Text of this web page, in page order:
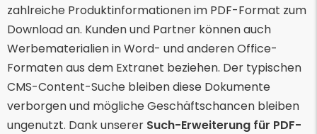
zahlreiche Produktinformationen im PDF-Format zum
Download an. Kunden und Partner können auch
Werbematerialien in Word- und anderen Office-
Formaten aus dem Extranet beziehen. Der typischen
CMS-Content-Suche bleiben diese Dokumente
verborgen und mögliche Geschäftschancen bleiben
ungenutzt. Dank unserer Such-Erweiterung für PDF-